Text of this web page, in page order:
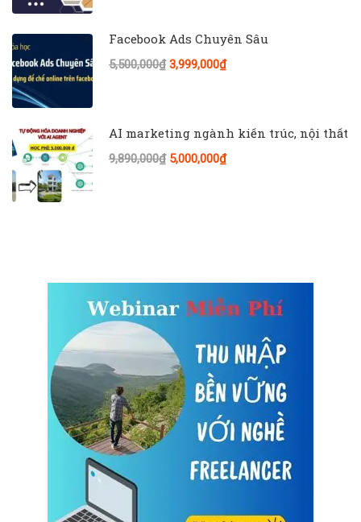
Facebook Ads Chuyên Sâu
5,500,000₫3,999,000₫
AI marketing ngành kiến trúc, nội thất
9,890,000₫5,000,000₫